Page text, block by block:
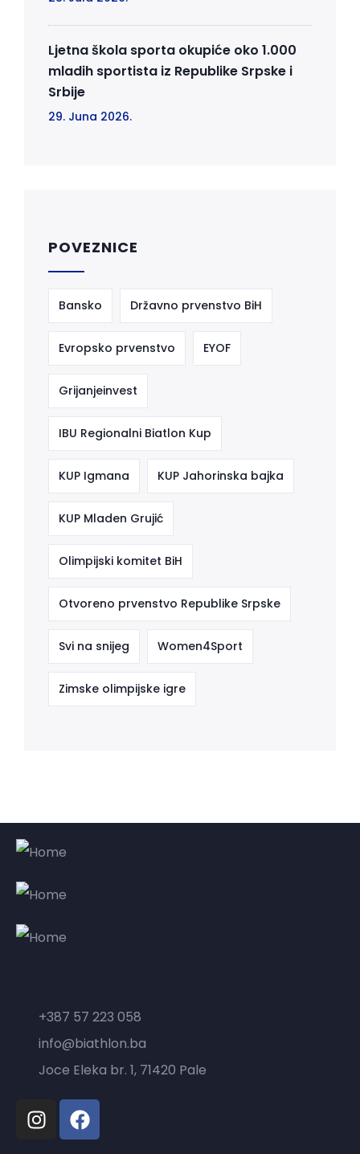
Ljetna škola sporta okupiće oko 1.000
mladih sportista iz Republike Srpske i
Srbije
29. Juna 2026.
POVEZNICE
Bansko Državno prvenstvo BiH
Evropsko prvenstvo EYOF
Grijanjeinvest
IBU Regionalni Biatlon Kup
KUP Igmana KUP Jahorinska bajka
KUP Mladen Grujić
Olimpijski komitet BiH
Otvoreno prvenstvo Republike Srpske
Svi na snijeg Women4Sport
Zimske olimpijske igre
+387 57 223 058
info@biathlon.ba
Joce Eleka br. 1, 71420 Pale